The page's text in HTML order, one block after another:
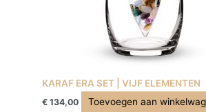
KARAF ERA SET | VIJF ELEMENTEN
€ 134,00 Toevoegen aan